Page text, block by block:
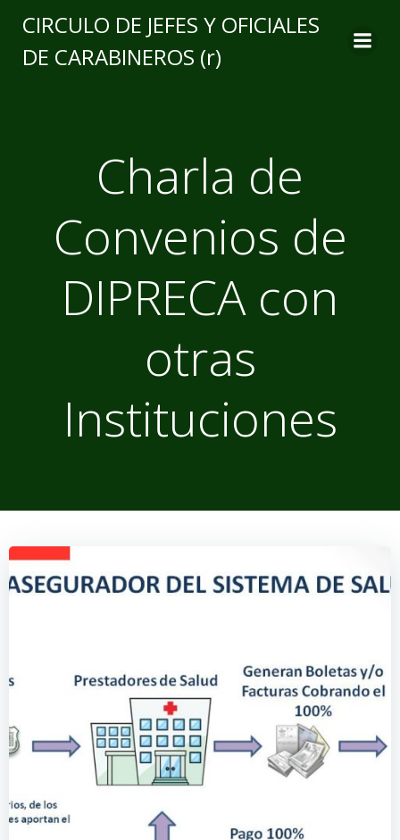
CIRCULO DE JEFES Y OFICIALES
DE CARABINEROS (r)
Charla de
Convenios de
DIPRECA con
otras
Instituciones